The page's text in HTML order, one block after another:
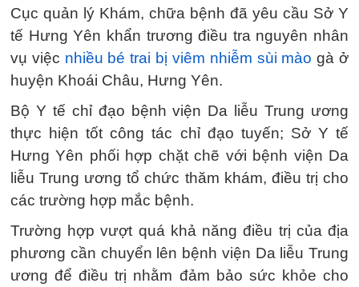
Cục quản lý Khám, chữa bệnh đã yêu cầu Sở Y
tế Hưng Yên khẩn trương điều tra nguyên nhân
vụ việc nhiều bé trai bị viêm nhiễm sùi mào gà ở
huyện Khoái Châu, Hưng Yên.
Bộ Y tế chỉ đạo bệnh viện Da liễu Trung ương
thực hiện tốt công tác chỉ đạo tuyến; Sở Y tế
Hưng Yên phối hợp chặt chẽ với bệnh viện Da
liễu Trung ương tổ chức thăm khám, điều trị cho
các trường hợp mắc bệnh.
Trường hợp vượt quá khả năng điều trị của địa
phương cần chuyển lên bệnh viện Da liễu Trung
ương để điều trị nhằm đảm bảo sức khỏe cho